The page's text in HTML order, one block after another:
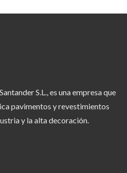
S.L., es una empresa que
pavimentos y revestimientos
y la alta decoración.